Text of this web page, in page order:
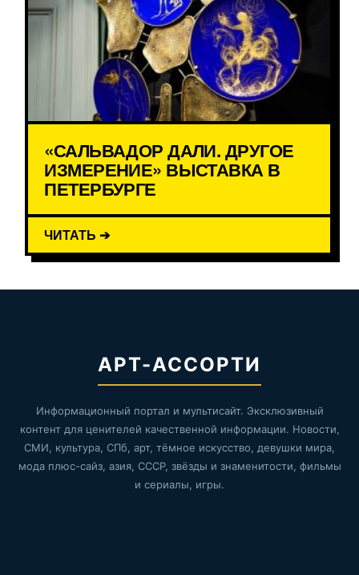
«САЛЬВАДОР ДАЛИ. ДРУГОЕ
ИЗМЕРЕНИЕ» ВЫСТАВКА В
ПЕТЕРБУРГЕ
ЧИТАТЬ ➔
АРТ-АССОРТИ
Информационный портал и мультисайт. Эксклюзивный
контент для ценителей качественной информации. Новости,
СМИ, культура, СПб, арт, тёмное искусство, девушки мира,
мода плюс-сайз, азия, СССР, звёзды и знаменитости, фильмы
и сериалы, игры.